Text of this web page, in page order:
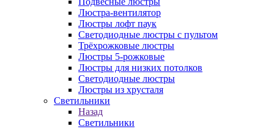
Люстра-вентилятор
Люстры лофт паук
Светодиодные люстры с пультом
Трёхрожковые люстры
Люстры 5-рожковые
Люстры для низких потолков
Cветодиодные люстры
Люстры из хрусталя
Светильники
Назад
Светильники